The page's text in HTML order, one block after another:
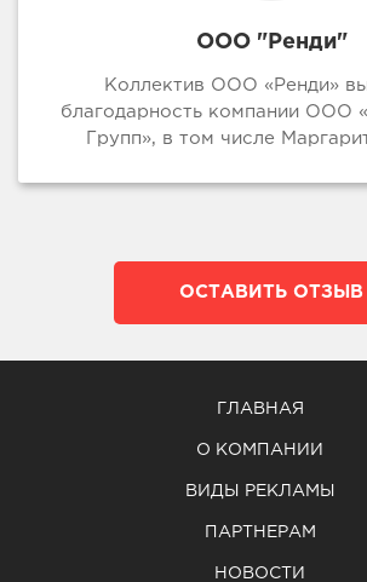
ООО "Ренди"
Коллектив ООО «Ренди»
благодарность компании ООО
Групп», в том числе
ОСТАВИТЬ ОТЗЫВ
ГЛАВНАЯ
О КОМПАНИИ
ВИДЫ РЕКЛАМЫ
ПАРТНЕРАМ
НОВОСТИ